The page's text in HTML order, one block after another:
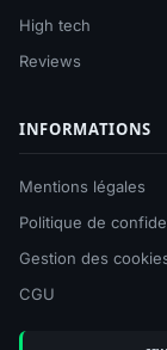
High tech
Reviews
INFORMATIONS
Mentions légales
Politique de
Gestion des
CGU